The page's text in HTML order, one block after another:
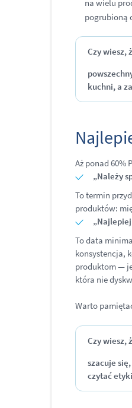
na wielu
pogrubioną
Czy wiesz,
kuchni, a
Aż ponad 60%
„Należy
To termin
produktów:
To data
konsystencja,
produktom —
która nie
Warto
Czy wiesz,
szacuje
czytać